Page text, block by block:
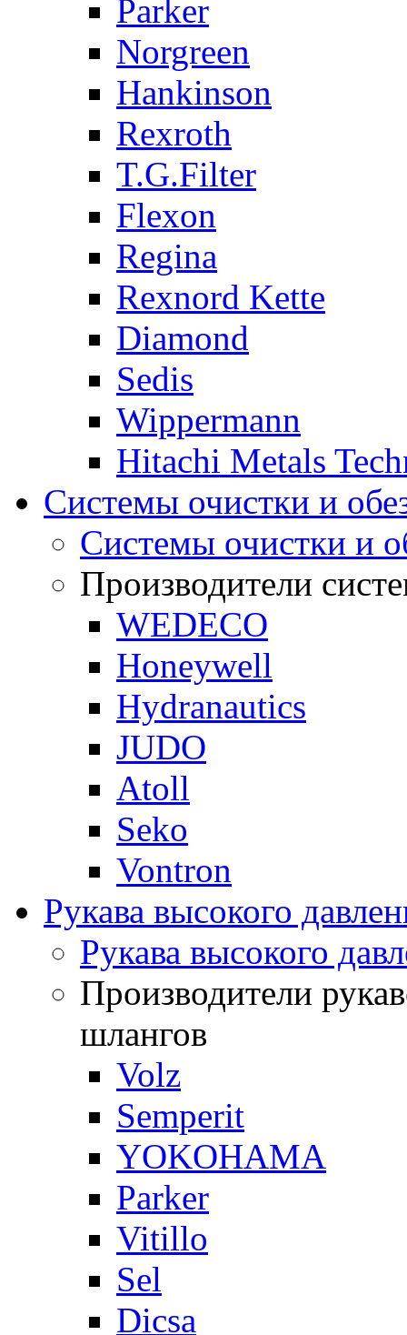
Parker
Norgreen
Hankinson
Rexroth
T.G.Filter
Flexon
Regina
Rexnord Kette
Diamond
Sedis
Wippermann
Hitachi Metals
Системы очистки и
Системы очистки и
Производители
WEDECO
Honeywell
Hydranautics
JUDO
Atoll
Seko
Vontron
Рукава высокого
Рукава высокого
Производители
шлангов
Volz
Semperit
YOKOHAMA
Parker
Vitillo
Sel
Dicsa